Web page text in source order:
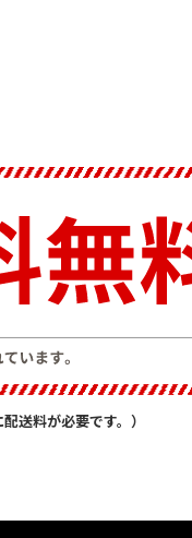
送料が必要です。）